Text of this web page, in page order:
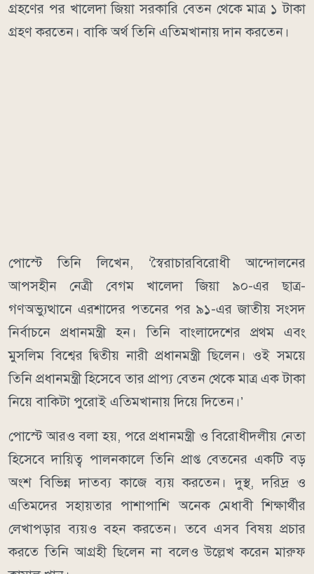
গ্রহণের পর খালেদা জিয়া সরকারি বেতন থেকে মাত্র ১ টাকা
গ্রহণ করতেন। বাকি অর্থ তিনি এতিমখানায় দান করতেন।
পোস্টে তিনি লিখেন, ‘স্বৈরাচারবিরোধী আন্দোলনের
আপসহীন নেত্রী বেগম খালেদা জিয়া ৯০-এর ছাত্র-
গণঅভ্যুত্থানে এরশাদের পতনের পর ৯১-এর জাতীয় সংসদ
নির্বাচনে প্রধানমন্ত্রী হন। তিনি বাংলাদেশের প্রথম এবং
মুসলিম বিশ্বের দ্বিতীয় নারী প্রধানমন্ত্রী ছিলেন। ওই সময়ে
তিনি প্রধানমন্ত্রী হিসেবে তার প্রাপ্য বেতন থেকে মাত্র এক টাকা
নিয়ে বাকিটা পুরোই এতিমখানায় দিয়ে দিতেন।’
পোস্টে আরও বলা হয়, পরে প্রধানমন্ত্রী ও বিরোধীদলীয় নেতা
হিসেবে দায়িত্ব পালনকালে তিনি প্রাপ্ত বেতনের একটি বড়
অংশ বিভিন্ন দাতব্য কাজে ব্যয় করতেন। দুস্থ, দরিদ্র ও
এতিমদের সহায়তার পাশাপাশি অনেক মেধাবী শিক্ষার্থীর
লেখাপড়ার ব্যয়ও বহন করতেন। তবে এসব বিষয় প্রচার
করতে তিনি আগ্রহী ছিলেন না বলেও উল্লেখ করেন মারুফ